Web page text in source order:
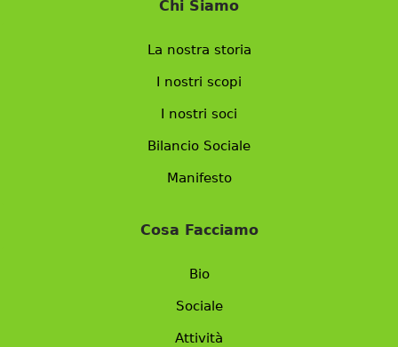
Chi Siamo
La nostra storia
I nostri scopi
I nostri soci
Bilancio Sociale
Manifesto
Cosa Facciamo
Bio
Sociale
Attività